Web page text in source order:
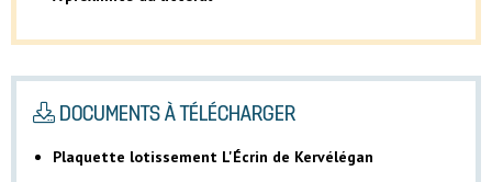
DOCUMENTS À TÉLÉCHARGER
Plaquette lotissement L'Écrin de Kervélégan